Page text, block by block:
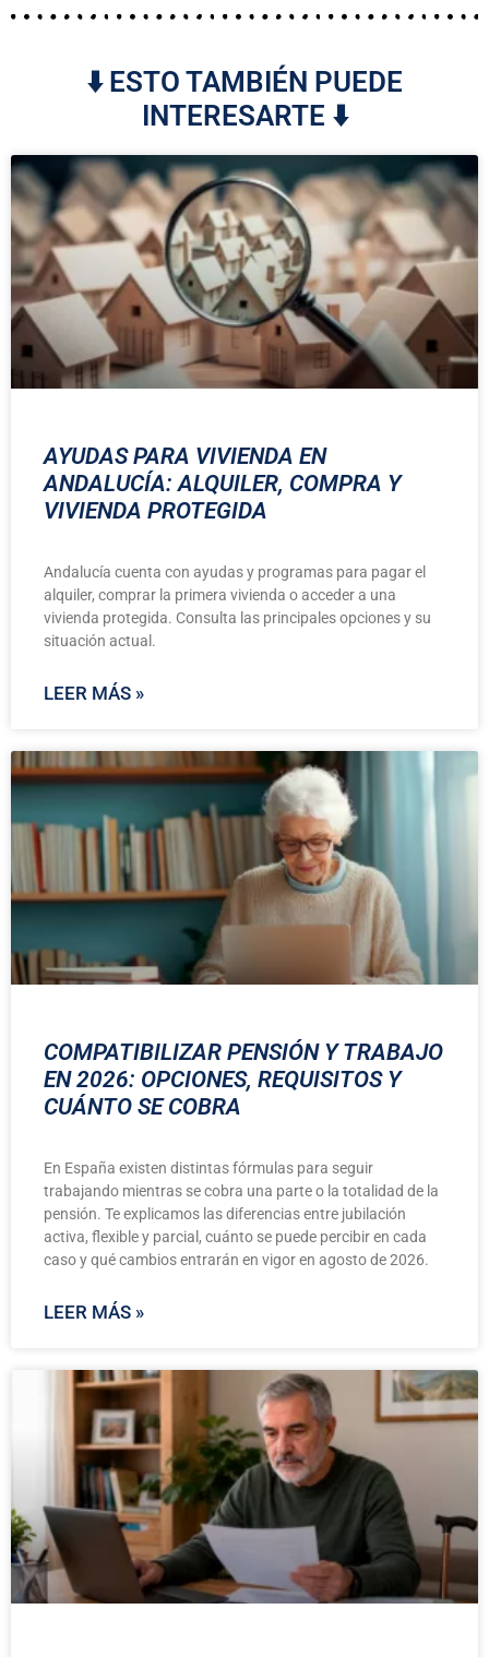
⬇️ ESTO TAMBIÉN PUEDE
INTERESARTE ⬇️
AYUDAS PARA VIVIENDA EN
ANDALUCÍA: ALQUILER, COMPRA Y
VIVIENDA PROTEGIDA
Andalucía cuenta con ayudas y programas para pagar el
alquiler, comprar la primera vivienda o acceder a una
vivienda protegida. Consulta las principales opciones y su
situación actual.
LEER MÁS »
COMPATIBILIZAR PENSIÓN Y TRABAJO
EN 2026: OPCIONES, REQUISITOS Y
CUÁNTO SE COBRA
En España existen distintas fórmulas para seguir
trabajando mientras se cobra una parte o la totalidad de la
pensión. Te explicamos las diferencias entre jubilación
activa, flexible y parcial, cuánto se puede percibir en cada
caso y qué cambios entrarán en vigor en agosto de 2026.
LEER MÁS »